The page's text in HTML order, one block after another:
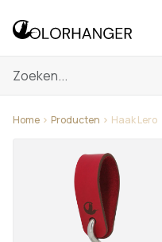
Home Producten Haak Lero